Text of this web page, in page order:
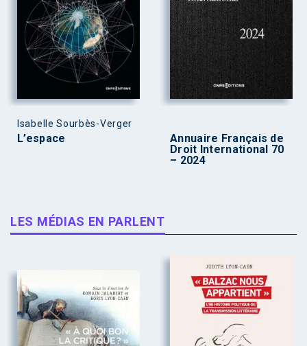
Isabelle Sourbès-Verger
L’espace
Annuaire Français de
Droit International 70
– 2024
LES MÉDIAS EN PARLENT